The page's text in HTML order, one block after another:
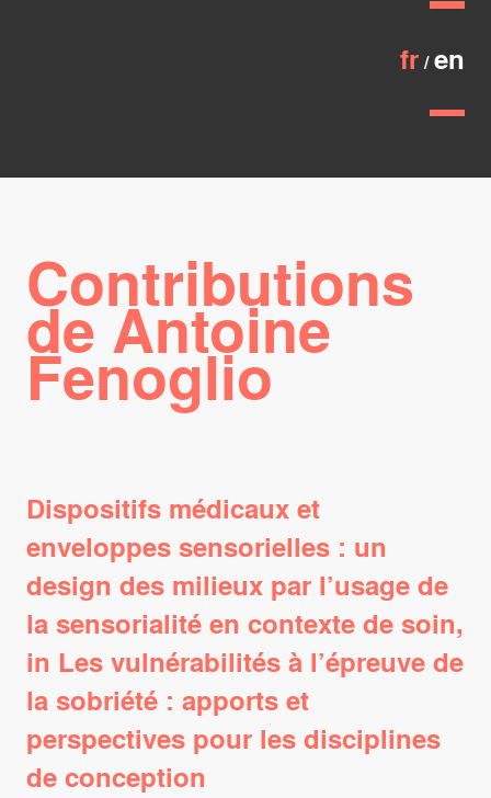
fr en
Contributions
de Antoine
Fenoglio
Dispositifs médicaux et
enveloppes sensorielles : un
design des milieux par l’usage de
la sensorialité en contexte de soin,
in Les vulnérabilités à l’épreuve de
la sobriété : apports et
perspectives pour les disciplines
de conception